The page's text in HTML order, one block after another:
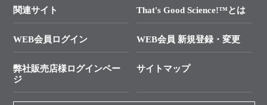
タカラバイオ発表文献
プライマー設計
制限酵素切断サイトの検索
ユーザーズボイス集
├ 受託サービスお問い合わせ
資料請求 機器関連
資料請求 受託関連
関連サイト That's Good Science!™とは
WEB会員ログイン WEB会員 新規登録・変更
弊社販売店様ログインペー
ジ
サイトマップ